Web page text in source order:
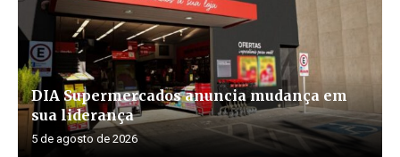
DIA Supermercados anuncia mudança em
sua liderança
5 de agosto de 2026